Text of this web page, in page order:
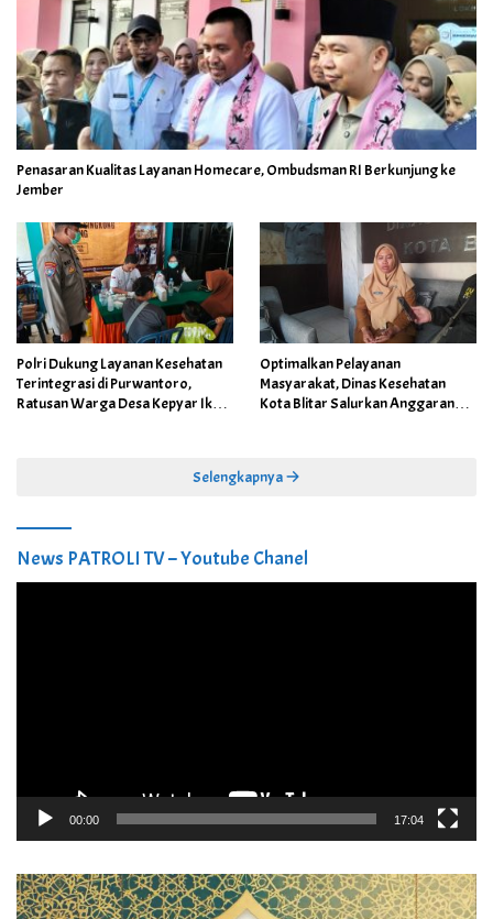
Penasaran Kualitas Layanan Homecare, Ombudsman RI Berkunjung ke
Jember
Polri Dukung Layanan Kesehatan
Terintegrasi di Purwantoro,
Ratusan Warga Desa Kepyar Ikuti
Optimalkan Pelayanan
Masyarakat, Dinas Kesehatan
Kota Blitar Salurkan Anggaran
Selengkapnya
News PATROLI TV – Youtube Chanel
00:00 17:04